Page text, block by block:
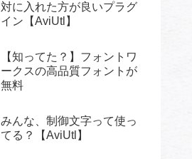
対に入れた方が良いプラグ
イン【AviUtl】
【知ってた？】フォントワ
ークスの高品質フォントが
無料
みんな、制御文字って使っ
てる？【AviUtl】